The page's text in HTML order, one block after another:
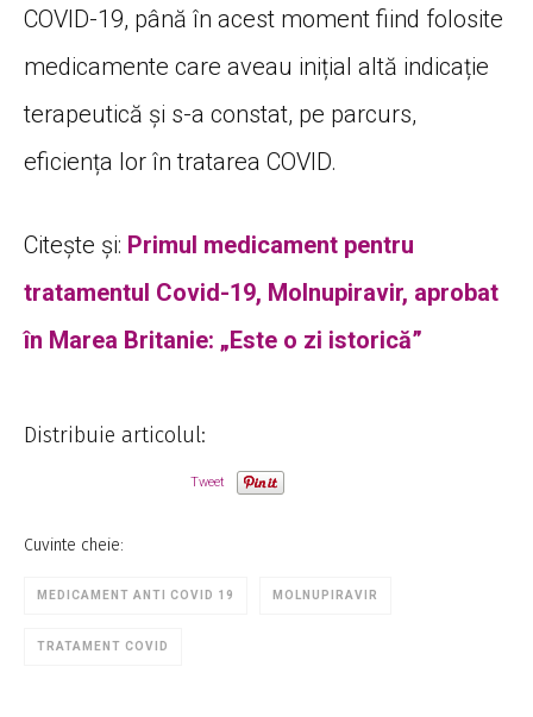
COVID-19, până în acest moment fiind folosite
medicamente care aveau inițial altă indicație
terapeutică și s-a constat, pe parcurs,
eficiența lor în tratarea COVID.
Citește și: Primul medicament pentru
tratamentul Covid-19, Molnupiravir, aprobat
în Marea Britanie: „Este o zi istorică”
Distribuie articolul:
Tweet
Cuvinte cheie:
MEDICAMENT ANTI COVID 19 MOLNUPIRAVIR
TRATAMENT COVID